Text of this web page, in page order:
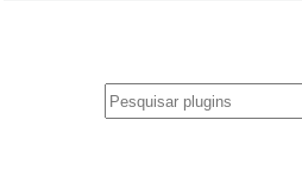
Pesquisar